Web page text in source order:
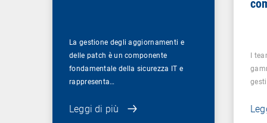
La gestione degli aggiornamenti e
delle patch è un componente
fondamentale della sicurezza IT e
rappresenta…
Leggi di più
I